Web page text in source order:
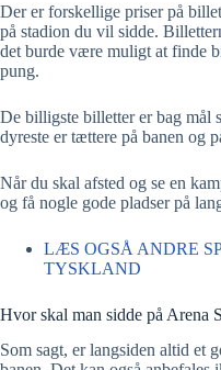
Der er forskellige priser på
på stadion du vil sidde.
det burde være muligt at finde
pung.
De billigste billetter er bag mål
dyreste er tættere på banen og
Når du skal afsted og se en
og få nogle gode pladser på
LÆS OGSÅ ANDRE
TYSKLAND
Hvor skal man sidde på Arena
Som sagt, er langsiden altid et